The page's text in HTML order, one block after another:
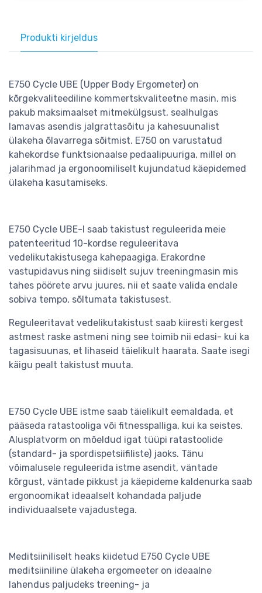
Produkti kirjeldus
E750 Cycle UBE (Upper Body Ergometer) on
kõrgekvaliteediline kommertskvaliteetne masin, mis
pakub maksimaalset mitmekülgsust, sealhulgas
lamavas asendis jalgrattasõitu ja kahesuunalist
ülakeha õlavarrega sõitmist. E750 on varustatud
kahekordse funktsionaalse pedaalipuuriga, millel on
jalarihmad ja ergonoomiliselt kujundatud käepidemed
ülakeha kasutamiseks.
E750 Cycle UBE-l saab takistust reguleerida meie
patenteeritud 10-kordse reguleeritava
vedelikutakistusega kahepaagiga. Erakordne
vastupidavus ning siidiselt sujuv treeningmasin mis
tahes pöörete arvu juures, nii et saate valida endale
sobiva tempo, sõltumata takistusest.
Reguleeritavat vedelikutakistust saab kiiresti kergest
astmest raske astmeni ning see toimib nii edasi- kui ka
tagasisuunas, et lihaseid täielikult haarata. Saate isegi
käigu pealt takistust muuta.
E750 Cycle UBE istme saab täielikult eemaldada, et
pääseda ratastooliga või fitnesspalliga, kui ka seistes.
Alusplatvorm on mõeldud igat tüüpi ratastoolide
(standard- ja spordispetsiifiliste) jaoks. Tänu
võimalusele reguleerida istme asendit, väntade
kõrgust, väntade pikkust ja käepideme kaldenurka saab
ergonoomikat ideaalselt kohandada paljude
individuaalsete vajadustega.
Meditsiiniliselt heaks kiidetud E750 Cycle UBE
meditsiiniline ülakeha ergomeeter on ideaalne
lahendus paljudeks treening- ja